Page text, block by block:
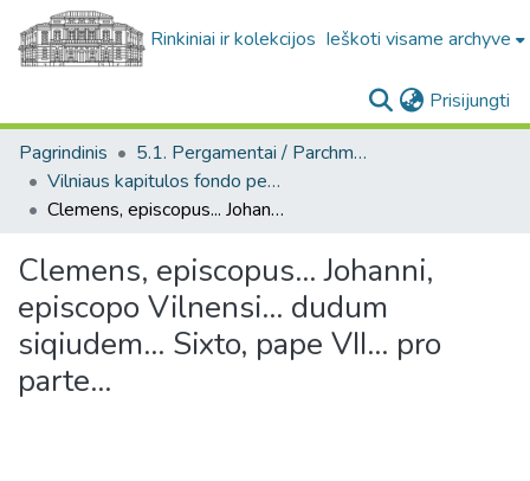
Rinkiniai ir kolekcijos Ieškoti visame archyve
Prisijungti
Pagrindinis
5.1. Pergamentai / Parchments
Vilniaus kapitulos fondo pergamentai. F6 / Parchments from the the Vilnius Capitula Archive. F6
Clemens, episcopus... Johanni, episcopo Vilnensi... dudum siqiudem... Sixto, pape VII... pro parte...
Clemens, episcopus... Johanni,
episcopo Vilnensi... dudum
siqiudem... Sixto, pape VII... pro
parte...